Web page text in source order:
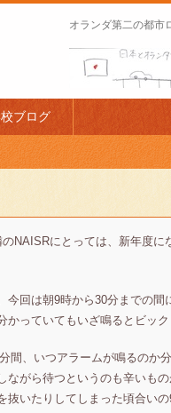
オランダ第二の都市
ブログ
NAISRにとっては、新年度に
回は朝9時から30分までの間
っていてもいざ鳴るとビック
、いつアラームが鳴るのか
ながら待つというのも辛いも
いたりしてしまった頃合いの